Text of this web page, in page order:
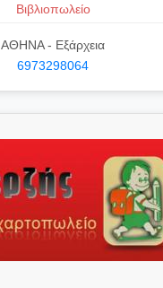
Βιβλιοπωλείο
ΑΘΗΝΑ - Εξάρχεια
6973298064